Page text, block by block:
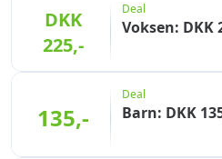
DKK
225,-
Deal
Voksen: DKK
135,-
Deal
Barn: DKK